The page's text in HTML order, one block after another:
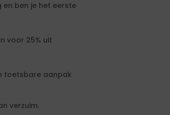
en ben je het eerste
voor 25% uit
toetsbare aanpak
verzuim.